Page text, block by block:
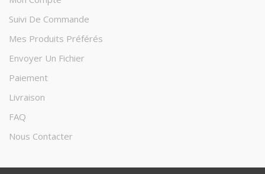
Suivi De Commande
Mes Produits Préférés
Envoyer Un Fichier
Paiement
Livraison
FAQ
Nous Contacter